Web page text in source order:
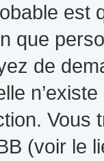
est
que
de
Vous
(voir le